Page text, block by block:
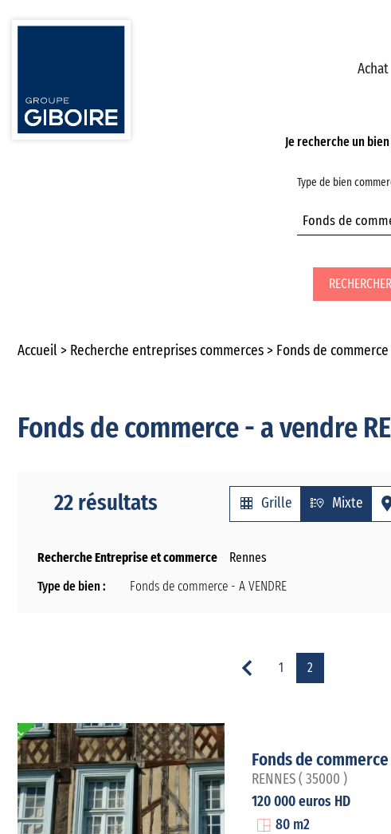
Achat
Je recherche un
Type de bien
RECHERCHER
Accueil Recherche entreprises commerces Fonds de commerce
Fonds de commerce - a vendre
22 résultats Grille Mixte
Recherche Entreprise et commerce Rennes
Type de bien : Fonds de commerce - A VENDRE
1 2
Fonds de commerce
RENNES ( 35000 )
120 000 euros HD
80 m2